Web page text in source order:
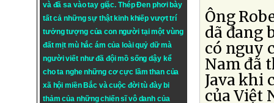
và đã sa vào tay giặc. Thép Đen phơi bày
tất cả những sự thật kinh khiếp vượt trí
tưởng tượng của con người tại một vùng
đất mịt mù hắc ám của loài quỷ dữ mà
người viết như đã đội mồ sống dậy kể
cho ta nghe những cơ cực lầm than của
xã hội miền Bắc và cuộc đời tù đày bi
thảm của những chiến sĩ vô danh của
Ông
dã đang
có nguy
Nam đã
Java khi
của Việt